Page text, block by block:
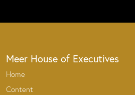
Meer House of Executives
Home
Content